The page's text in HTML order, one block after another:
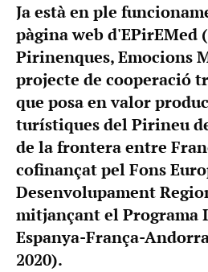
Ja està en ple
pàgina web d'EPirEMed
Pirinenques, Emocions
projecte de cooperació
que posa en valor
turístiques del Pirineu
de la frontera entre
cofinançat pel Fons
Desenvolupament
mitjançant el Programa
Espanya-França-
2020).